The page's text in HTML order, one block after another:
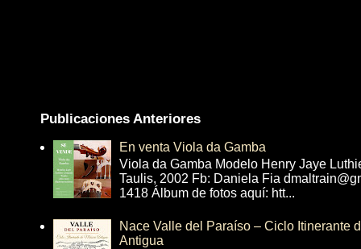
Publicaciones Anteriores
En venta Viola da Gamba
Viola da Gamba Modelo Henry Jaye
Taulis, 2002 Fb: Daniela Fia
1418 Álbum de fotos aquí: htt...
Nace Valle del Paraíso – Ciclo Itinerante
Antigua